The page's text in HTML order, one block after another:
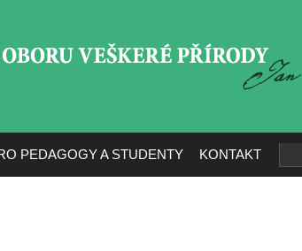
PEDAGOGY A STUDENTY KONTAKT